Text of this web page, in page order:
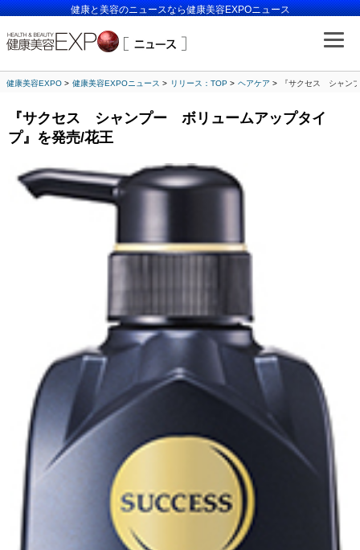
健康と美容のニュースなら健康美容EXPOニュース
健康美容EXPO 健康美容EXPOニュース リリース：TOP ヘアケア 『サクセス シャン
『サクセス シャンプー ボリュームアップタイ
プ』を発売/花王